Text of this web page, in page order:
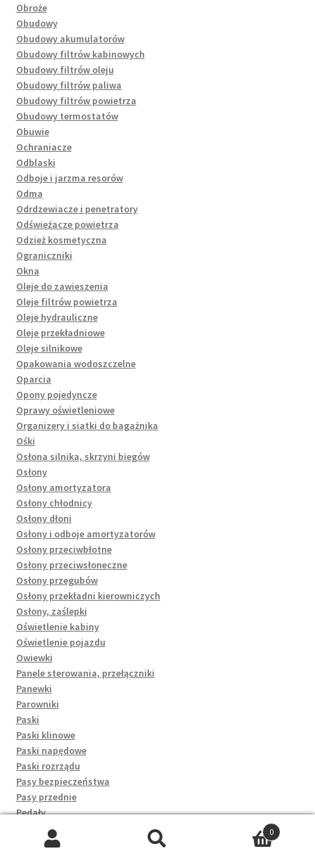
Obroże
Obudowy
Obudowy akumulatorów
Obudowy filtrów kabinowych
Obudowy filtrów oleju
Obudowy filtrów paliwa
Obudowy filtrów powietrza
Obudowy termostatów
Obuwie
Ochraniacze
Odblaski
Odboje i jarzma resorów
Odma
Odrdzewiacze i penetratory
Odświeżacze powietrza
Odzież kosmetyczna
Ograniczniki
Okna
Oleje do zawieszenia
Oleje filtrów powietrza
Oleje hydrauliczne
Oleje przekładniowe
Oleje silnikowe
Opakowania wodoszczelne
Oparcia
Opony pojedyncze
Oprawy oświetleniowe
Organizery i siatki do bagażnika
Ośki
Osłona silnika, skrzyni biegów
Osłony
Osłony amortyzatora
Osłony chłodnicy
Osłony dłoni
Osłony i odboje amortyzatorów
Osłony przeciwbłotne
Osłony przeciwsłoneczne
Osłony przegubów
Osłony przekładni kierowniczych
Osłony, zaślepki
Oświetlenie kabiny
Oświetlenie pojazdu
Owiewki
Panele sterowania, przełączniki
Panewki
Parowniki
Paski
Paski klinowe
Paski napędowe
Paski rozrządu
Pasy bezpieczeństwa
Pasy przednie
Pedały
Peelingi i scruby
Pielęgnacja i kosmetyka
0